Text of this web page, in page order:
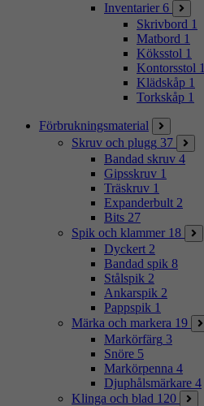
Inventarier 6
Skrivbord 1
Matbord 1
Köksstol 1
Kontorsstol 1
Klädskåp 1
Torkskåp 1
Förbrukningsmaterial
Skruv och plugg 37
Bandad skruv 4
Gipsskruv 1
Träskruv 1
Expanderbult 2
Bits 27
Spik och klammer 18
Dyckert 2
Bandad spik 8
Stålspik 2
Ankarspik 2
Pappspik 1
Märka och markera 19
Markörfärg 3
Snöre 5
Markörpenna 4
Djuphålsmärkare 4
Klinga och blad 120